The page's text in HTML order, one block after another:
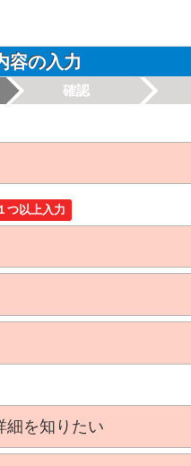
容の入力
確認
つ以上入力
細を知りたい